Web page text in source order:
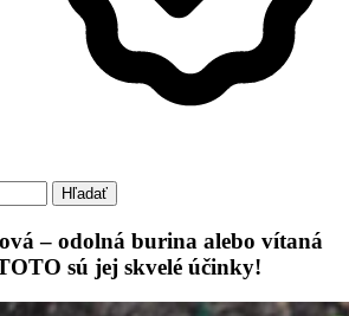
Hľadať
– odolná burina alebo vítaná
sú jej skvelé účinky!